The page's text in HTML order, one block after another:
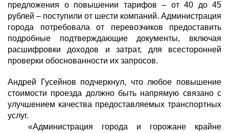
предложения о повышении тарифов – от 40 до 45
рублей – поступили от шести компаний. Администрация
города потребовала от перевозчиков предоставить
подробные подтверждающие документы, включая
расшифровки доходов и затрат, для всесторонней
проверки обоснованности их запросов.
Андрей Гусейнов подчеркнул, что любое повышение
стоимости проезда должно быть напрямую связано с
улучшением качества предоставляемых транспортных
услуг.
«Администрация города и горожане крайне